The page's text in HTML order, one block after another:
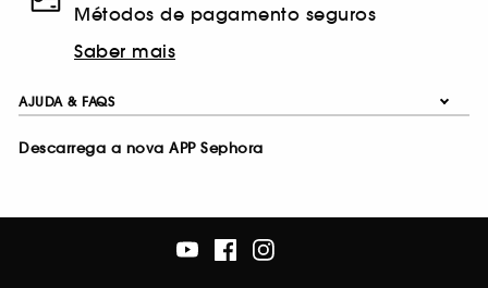
Métodos de pagamento seguros
Saber mais
AJUDA & FAQS
Descarrega a nova APP Sephora